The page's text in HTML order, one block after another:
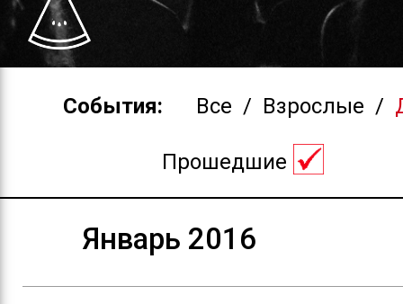
События: Все / Взрослые /
Прошедшие
Январь 2016